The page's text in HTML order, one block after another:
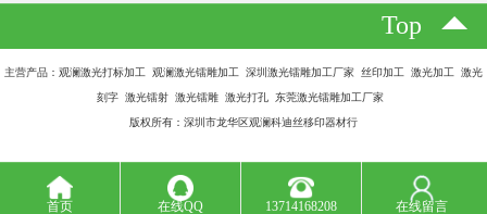
Top
主营产品：观澜激光打标加工 观澜激光镭雕加工 深圳激光镭雕加工厂家 丝印加工 激光加工 激光
刻字 激光镭射 激光镭雕 激光打孔 东莞激光镭雕加工厂家
版权所有：深圳市龙华区观澜科迪丝移印器材行
首页 在线QQ 13714168208 在线留言